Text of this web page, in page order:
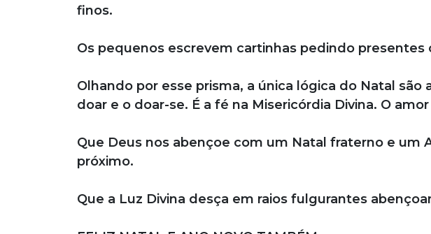
finos.
Os pequenos escrevem cartinhas pedindo presentes
Olhando por esse prisma, a única lógica do Natal
doar e o doar-se. É a fé na Misericórdia Divina. O
Que Deus nos abençoe com um Natal fraterno e um
próximo.
Que a Luz Divina desça em raios fulgurantes